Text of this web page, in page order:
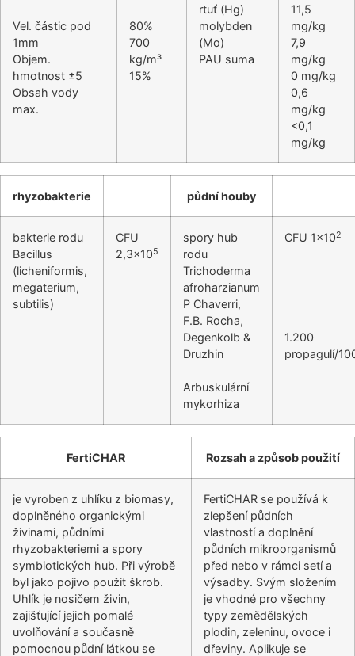
Vel. částic pod
1mm
Objem.
hmotnost ±5
Obsah vody
max.
80%
700
kg/m³
15%
rtuť (Hg)
molybden
(Mo)
PAU suma
11,5
mg/kg
7,9
mg/kg
0 mg/kg
0,6
mg/kg
<0,1
mg/kg
rhyzobakterie půdní houby
bakterie rodu
Bacillus
(licheniformis,
megaterium,
subtilis)
CFU
2,3×105
spory hub
rodu
Trichoderma
afroharzianum
P Chaverri,
F.B. Rocha,
Degenkolb &
Druzhin
Arbuskulární
mykorhiza
CFU 1×102
1.200
propagulí/
FertiCHAR Rozsah a způsob použití
je vyroben z uhlíku z biomasy,
doplněného organickými
živinami, půdními
rhyzobakteriemi a spory
symbiotických hub. Při výrobě
byl jako pojivo použit škrob.
Uhlík je nosičem živin,
zajišťující jejich pomalé
uvolňování a současně
pomocnou půdní látkou se
FertiCHAR se používá k
zlepšení půdních
vlastností a doplnění
půdních mikroorganismů
před nebo v rámci setí a
výsadby. Svým složením
je vhodné pro všechny
typy zemědělských
plodin, zeleninu, ovoce i
dřeviny. Aplikuje se